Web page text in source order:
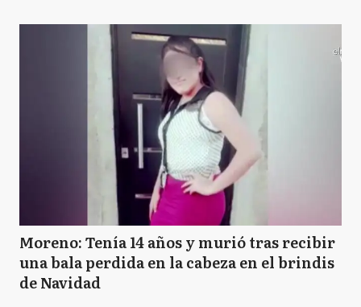
Moreno: Tenía 14 años y murió tras recibir
una bala perdida en la cabeza en el brindis
de Navidad